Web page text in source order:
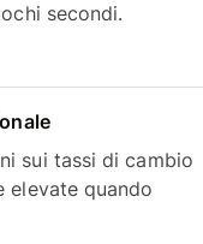
secondi.
sui tassi di cambio
elevate quando